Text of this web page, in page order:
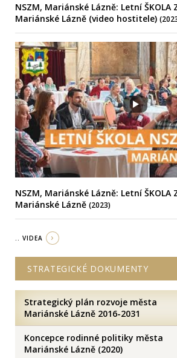
NSZM, Mariánské Lázně: Letní ŠKOLA
Mariánské Lázně (video hostitele)
NSZM, Mariánské Lázně: Letní ŠKOLA
Mariánské Lázně (2023)
.. VIDEA
STRATEGICKÉ DOKUMENTY
Strategický plán rozvoje města
Mariánské Lázně 2016-2031
Koncepce rodinné politiky města
Mariánské Lázně (2020)